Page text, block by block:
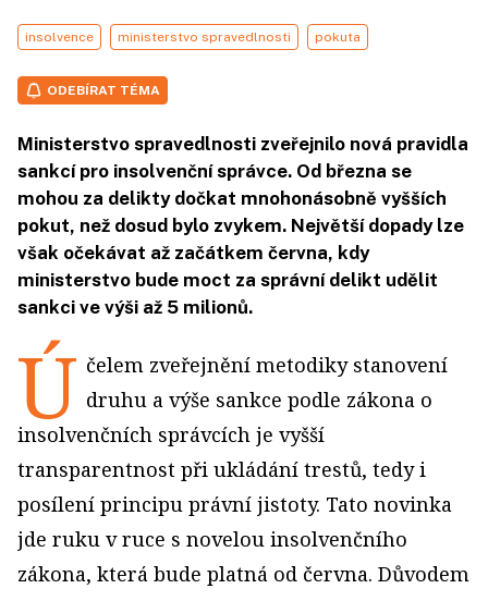
insolvence ministerstvo spravedlnosti pokuta
ODEBÍRAT TÉMA
Ministerstvo spravedlnosti zveřejnilo nová pravidla
sankcí pro insolvenční správce. Od března se
mohou za delikty dočkat mnohonásobně vyšších
pokut, než dosud bylo zvykem. Největší dopady lze
však očekávat až začátkem června, kdy
ministerstvo bude moct za správní delikt udělit
sankci ve výši až 5 milionů.
Ú čelem zveřejnění metodiky stanovení
druhu a výše sankce podle zákona o
insolvenčních správcích je vyšší
transparentnost při ukládání trestů, tedy i
posílení principu právní jistoty. Tato novinka
jde ruku v ruce s novelou insolvenčního
zákona, která bude platná od června. Důvodem